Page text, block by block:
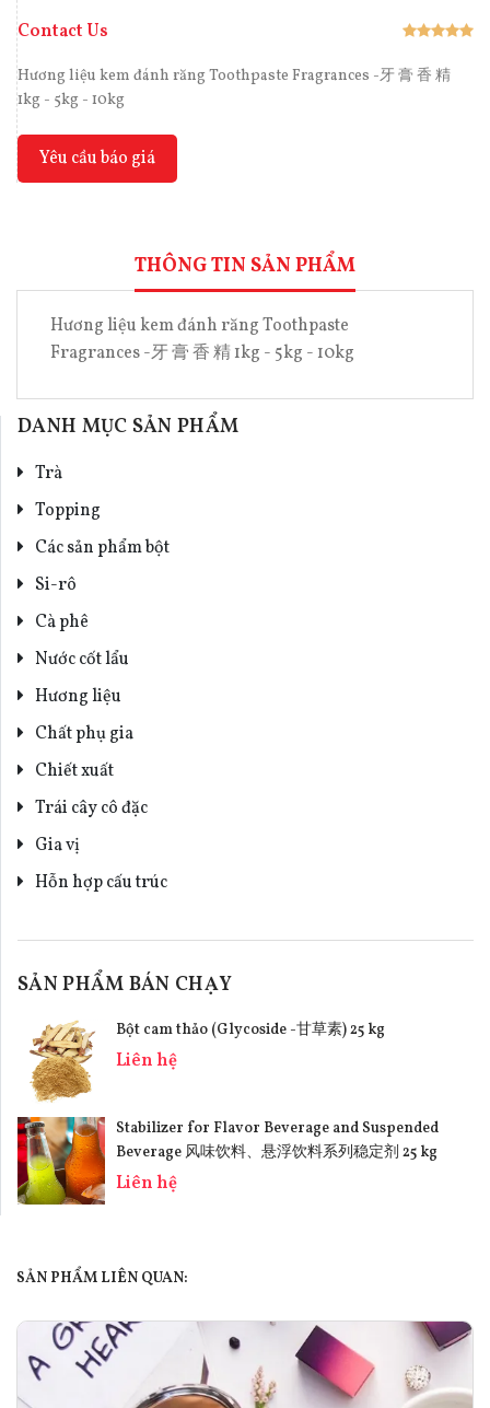
Contact Us
Hương liệu kem đánh răng Toothpaste Fragrances -牙 膏 香 精
1kg - 5kg - 10kg
Yêu cầu báo giá
THÔNG TIN SẢN PHẨM
Hương liệu kem đánh răng Toothpaste
Fragrances -牙 膏 香 精 1kg - 5kg - 10kg
DANH MỤC SẢN PHẨM
Trà
Topping
Các sản phẩm bột
Si-rô
Cà phê
Nước cốt lẩu
Hương liệu
Chất phụ gia
Chiết xuất
Trái cây cô đặc
Gia vị
Hỗn hợp cấu trúc
SẢN PHẨM BÁN CHẠY
Bột cam thảo (Glycoside -甘草素) 25 kg
Liên hệ
Stabilizer for Flavor Beverage and Suspended
Beverage 风味饮料、悬浮饮料系列稳定剂 25 kg
Liên hệ
SẢN PHẨM LIÊN QUAN: